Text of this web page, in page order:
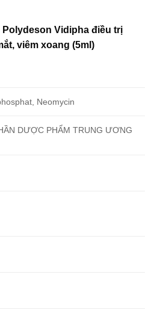
Vidipha điều trị
viêm xoang (5ml)
Neomycin
DƯỢC PHẨM TRUNG ƯƠNG